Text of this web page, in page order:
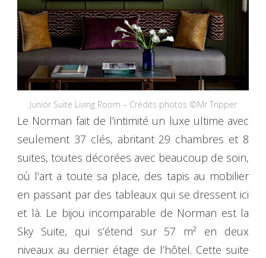
Junior Suite Living Room – Crédits photos ©Mr Tripper
Le Norman fait de l’intimité un luxe ultime avec
seulement 37 clés, abritant 29 chambres et 8
suites, toutes décorées avec beaucoup de soin,
où l’art a toute sa place, des tapis au mobilier
en passant par des tableaux qui se dressent ici
et là. Le bijou incomparable de Norman est la
Sky Suite, qui s’étend sur 57 m² en deux
niveaux au dernier étage de l’hôtel. Cette suite